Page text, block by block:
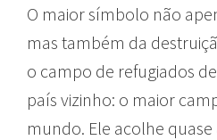
O maior símbolo não
mas também da
o campo de refugiados
país vizinho: o maior
mundo. Ele acolhe